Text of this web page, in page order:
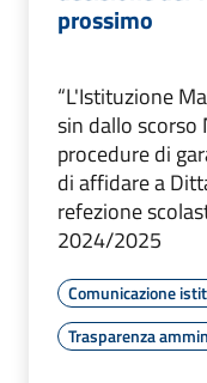
prossimo
“L'Istituzione
sin dallo scorso
procedure di
di affidare a
refezione
2024/2025
Comunicazione
Trasparenza